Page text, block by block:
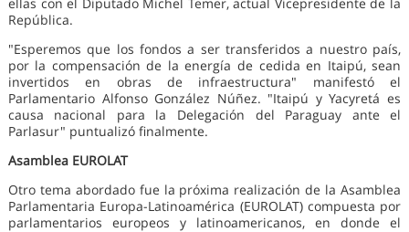
ellas con el Diputado Michel Temer, actual Vicepresidente de la
República.
"Esperemos que los fondos a ser transferidos a nuestro país,
por la compensación de la energía de cedida en Itaipú, sean
invertidos en obras de infraestructura" manifestó el
Parlamentario Alfonso González Núñez. "Itaipú y Yacyretá es
causa nacional para la Delegación del Paraguay ante el
Parlasur" puntualizó finalmente.
Asamblea EUROLAT
Otro tema abordado fue la próxima realización de la Asamblea
Parlamentaria Europa-Latinoamérica (EUROLAT) compuesta por
parlamentarios europeos y latinoamericanos, en donde el